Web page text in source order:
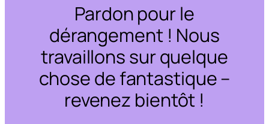
Pardon pour le
dérangement ! Nous
travaillons sur quelque
chose de fantastique –
revenez bientôt !